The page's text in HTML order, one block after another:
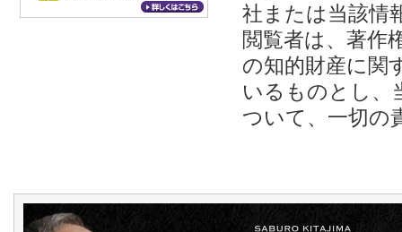
社または当該情
閲覧者は、著作
の知的財産に関
いるものとし、
ついて、一切の